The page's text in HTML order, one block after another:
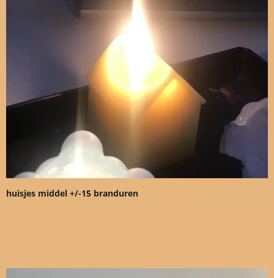
huisjes middel +/-15 branduren